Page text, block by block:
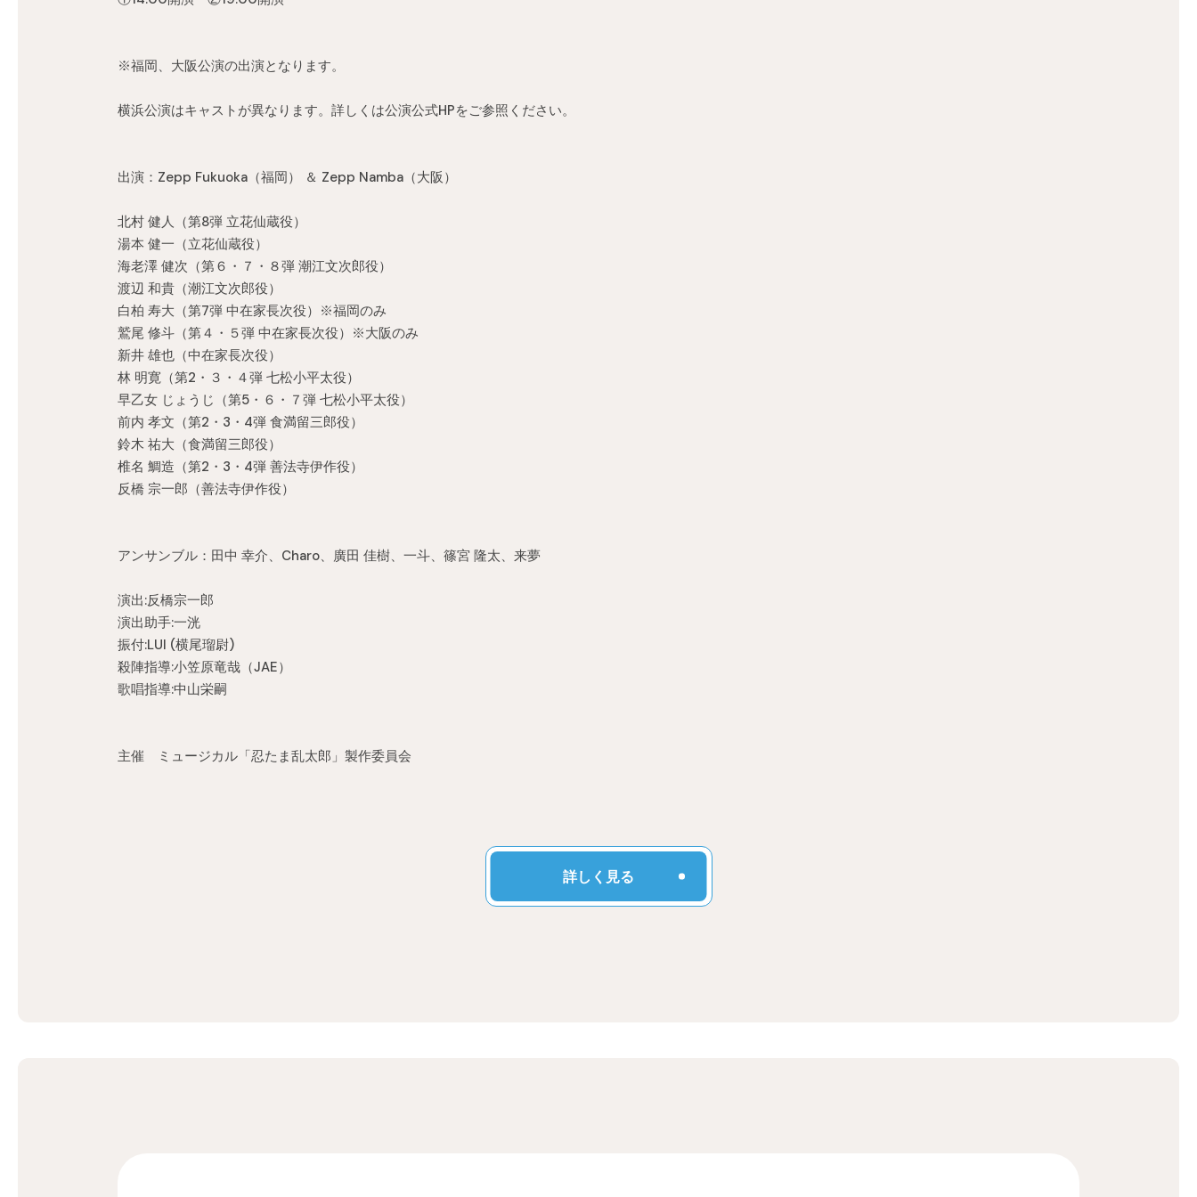
※福岡、大阪公演の出演となります。
横浜公演はキャストが異なります。詳しくは公演公式HPをご参照ください。
出演：Zepp Fukuoka（福岡） ＆ Zepp Namba（大阪）
北村 健人（第8弾 立花仙蔵役）
湯本 健一（立花仙蔵役）
海老澤 健次（第６・７・８弾 潮江文次郎役）
渡辺 和貴（潮江文次郎役）
白柏 寿大（第7弾 中在家長次役）※福岡のみ
鷲尾 修斗（第４・５弾 中在家長次役）※大阪のみ
新井 雄也（中在家長次役）
林 明寛（第2・３・４弾 七松小平太役）
早乙女 じょうじ（第5・６・７弾 七松小平太役）
前内 孝文（第2・3・4弾 食満留三郎役）
鈴木 祐大（食満留三郎役）
椎名 鯛造（第2・3・4弾 善法寺伊作役）
反橋 宗一郎（善法寺伊作役）
アンサンブル：田中 幸介、Charo、廣田 佳樹、一斗、篠宮 隆太、来夢
演出:反橋宗一郎
演出助手:一洸
振付:LUI (横尾瑠尉)
殺陣指導:小笠原竜哉（JAE）
歌唱指導:中山栄嗣
主催 ミュージカル「忍たま乱太郎」製作委員会
詳しく見る